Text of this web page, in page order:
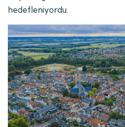
hedefleniyordu.